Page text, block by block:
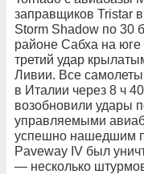
заправщиков Tristar
Storm Shadow по 30
районе Сабха на
третий удар
Ливии. Все
в Италии через 8 ч
возобновили удары
управляемыми
успешно нашедшим
Paveway IV был
— несколько